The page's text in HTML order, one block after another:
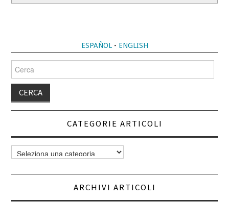
ESPAÑOL- ENGLISH
Cerca
per:
CATEGORIE ARTICOLI
Categorie
articoli
ARCHIVI ARTICOLI